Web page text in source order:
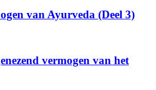
van Ayurveda (Deel 3)
vermogen van het